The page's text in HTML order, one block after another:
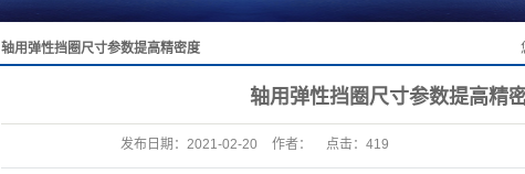
轴用弹性挡圈尺寸参数提高精密度
轴用弹性挡圈尺寸参数提高精
发布日期： 2021-02-20 作者： 点击： 419